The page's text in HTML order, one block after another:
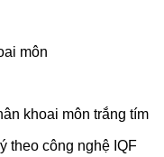
môn
khoai môn trắng tím
theo công nghệ IQF